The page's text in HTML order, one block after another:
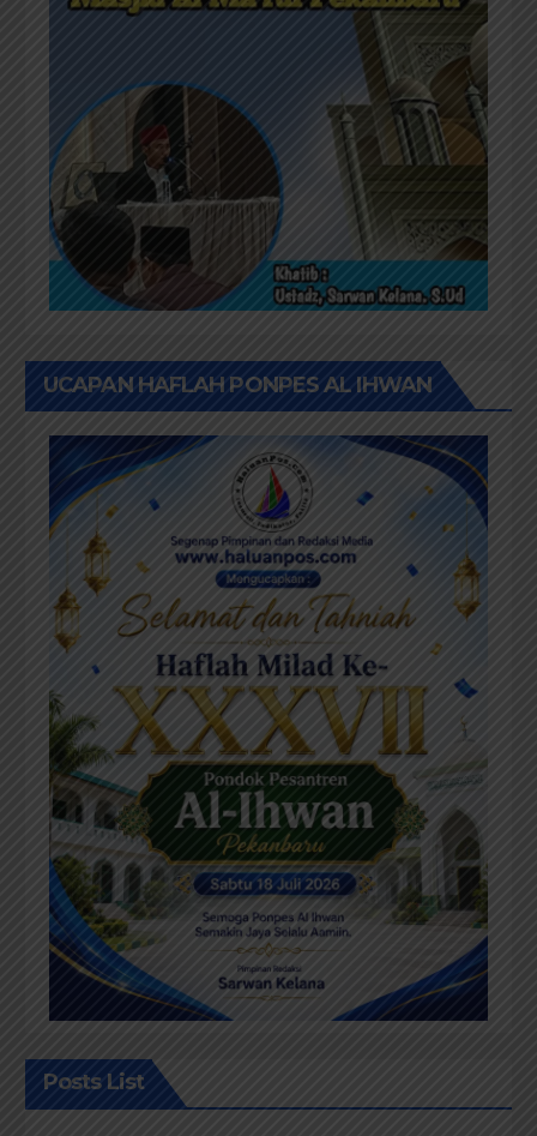
UCAPAN HAFLAH PONPES AL IHWAN
Posts List